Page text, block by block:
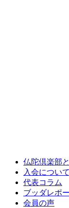
仏陀倶楽部
入会について
代表コラム
ブッダレポ
会員の声